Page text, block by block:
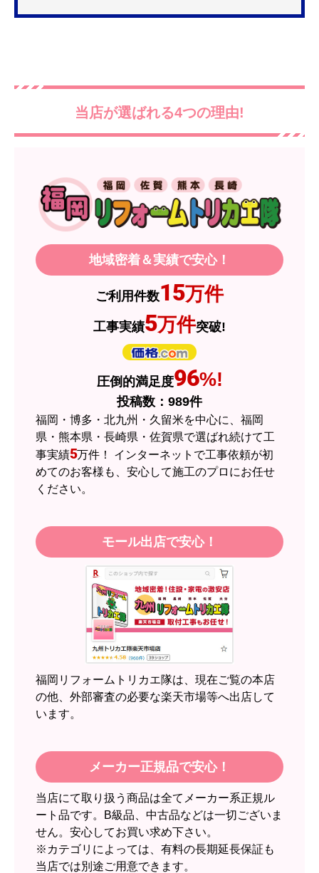
は需要が少なく製品によっては割高になるとのこ
あったので購入いたしました。
【その他感想・コメント】
製品価格もですが、設置や保証なども充実してい
るので、今後も頼りになるショップの一つです。
JodyHさん
2026年7月3日 19:01
欲しい商品をスムーズに注文できましたか？
ショップからの連絡や対応は適切でしたか？
予定の期日までに商品が届きましたか？
商品の梱包は必要十分なものでしたか？
はい
またこのショップを利用したいですか？
はい
文時期】2026年05月頃（モバイルから）
【このショップを選んだ理由は？】
近隣のショップでしっかりやってくれそうだった
【注文からどのくらいで届きましたか？】
【その他感想・コメント】
スイートポテト頭
欲しい商品をスムーズに注文できましたか？
はい
ショップからの連絡や対応は適切でしたか？
無回答
予定の期日までに商品が届きましたか？
はい
当店が選ばれる4つの理由!
地域密着＆実績で安心！
ご利用件数15万件
工事実績5万件突破!
圧倒的満足度96%!
投稿数： 989件
福岡・博多・北九州・久留米を中心に、福岡
県・熊本県・長崎県・佐賀県で選ばれ続けて工
事実績5万件！ インターネットで工事依頼が初
めてのお客様も、安心して施工のプロにお任せ
ください。
モール出店で安心！
福岡リフォームトリカエ隊は、現在ご覧の本店
の他、外部審査の必要な楽天市場等へ出店して
います。
メーカー正規品で安心！
当店にて取り扱う商品は全てメーカー系正規ル
ート品です。B級品、中古品などは一切ございま
せん。安心してお買い求め下さい。
※カテゴリによっては、有料の長期延長保証も
当店では別途ご用意できます。